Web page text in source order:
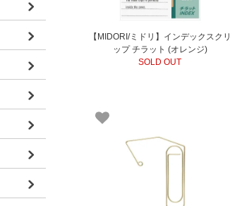
【MIDORI/ミドリ】インデックスクリ
ップ チラット (オレンジ)
SOLD OUT